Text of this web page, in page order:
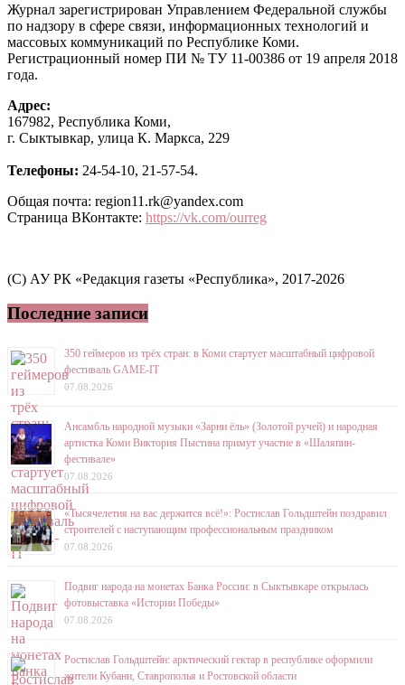
Журнал зарегистрирован Управлением Федеральной службы
по надзору в сфере связи, информационных технологий и
массовых коммуникаций по Республике Коми.
Регистрационный номер ПИ № ТУ 11-00386 от 19 апреля 2018
года.
Адрес:
167982, Республика Коми,
г. Сыктывкар, улица К. Маркса, 229
Телефоны: 24-54-10, 21-57-54.
Общая почта: region11.rk@yandex.com
Страница ВКонтакте: https://vk.com/ourreg
(C) АУ РК «Редакция газеты «Республика», 2017-2026
Последние записи
350 геймеров из трёх стран: в Коми стартует масштабный цифровой
фестиваль GAME-IT
07.08.2026
Ансамбль народной музыки «Зарни ёль» (Золотой ручей) и народная
артистка Коми Виктория Пыстина примут участие в «Шаляпин-
фестивале»
07.08.2026
«Тысячелетия на вас держится всё!»: Ростислав Гольдштейн поздравил
строителей с наступающим профессиональным праздником
07.08.2026
Подвиг народа на монетах Банка России: в Сыктывкаре открылась
фотовыставка «Истории Победы»
07.08.2026
Ростислав Гольдштейн: арктический гектар в республике оформили
жители Кубани, Ставрополья и Ростовской области